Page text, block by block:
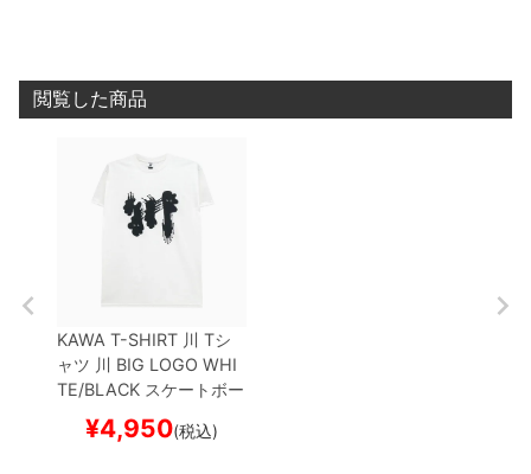
閲覧した商品
KAWA T-SHIRT 川 Tシ
ャツ 川 BIG LOGO WHI
TE/BLACK スケートボー
ド スケボー
¥4,950(税込)